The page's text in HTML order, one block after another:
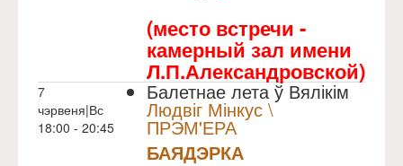
(место встречи -
камерный зал имени
Л.П.Александровской)
7
чэрвеня|Вс
18:00 - 20:45
Балетнае лета ў Вялікім
Людвіг Мінкус \
ПРЭМ'ЕРА
БАЯДЭРКА